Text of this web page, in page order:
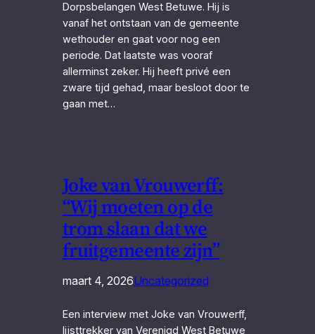
Dorpsbelangen West Betuwe. Hij is
vanaf het ontstaan van de gemeente
wethouder en gaat voor nog een
periode. Dat laatste was vooraf
allerminst zeker. Hij heeft privé een
zware tijd gehad, maar besloot door te
gaan met…
Joke van Vrouwerff:
“Wij moeten op de
trom slaan dat we
fruitgemeente zijn”
maart 4, 2026Uncategorized
Een interview met Joke van Vrouwerff,
lijsttrekker van Verenigd West Betuwe